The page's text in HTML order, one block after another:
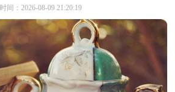
时间：2026-08-09 21:20:19